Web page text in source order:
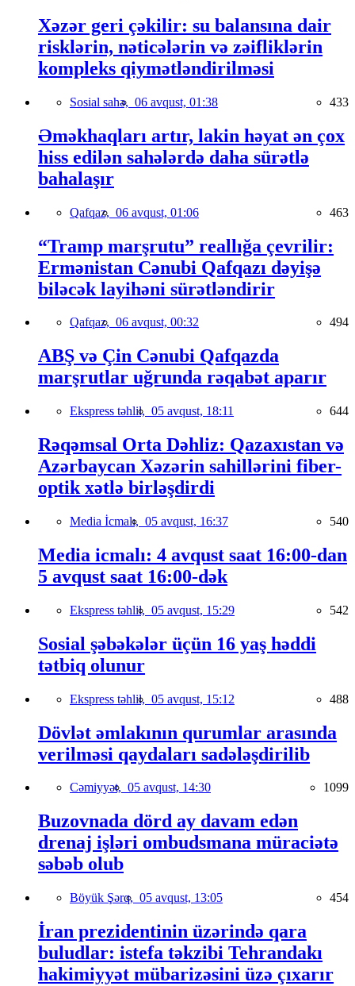
Xəzər geri çəkilir: su balansına dair
risklərin, nəticələrin və zəifliklərin
kompleks qiymətləndirilməsi
Sosial sahə, 06 avqust, 01:38 433
Əməkhaqları artır, lakin həyat ən çox
hiss edilən sahələrdə daha sürətlə
bahalaşır
Qafqaz, 06 avqust, 01:06 463
“Tramp marşrutu” reallığa çevrilir:
Ermənistan Cənubi Qafqazı dəyişə
biləcək layihəni sürətləndirir
Qafqaz, 06 avqust, 00:32 494
ABŞ və Çin Cənubi Qafqazda
marşrutlar uğrunda rəqabət aparır
Ekspress təhlil, 05 avqust, 18:11 644
Rəqəmsal Orta Dəhliz: Qazaxıstan və
Azərbaycan Xəzərin sahillərini fiber-
optik xətlə birləşdirdi
Media İcmalı, 05 avqust, 16:37 540
Media icmalı: 4 avqust saat 16:00-dan
5 avqust saat 16:00-dək
Ekspress təhlil, 05 avqust, 15:29 542
Sosial şəbəkələr üçün 16 yaş həddi
tətbiq olunur
Ekspress təhlil, 05 avqust, 15:12 488
Dövlət əmlakının qurumlar arasında
verilməsi qaydaları sadələşdirilib
Cəmiyyət, 05 avqust, 14:30 1099
Buzovnada dörd ay davam edən
drenaj işləri ombudsmana müraciətə
səbəb olub
Böyük Şərq, 05 avqust, 13:05 454
İran prezidentinin üzərində qara
buludlar: istefa təkzibi Tehrandakı
hakimiyyət mübarizəsini üzə çıxarır